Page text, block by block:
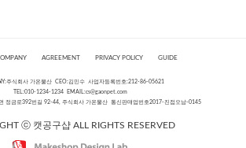
AGREEMENT PRIVACY POLICY GUIDE
주식회사 가온물산 CEO:김민수 사업자등록번호:212-86-05621
TEL:010-1234-1234 EMAIL:cs@gaonpet.com
정금로392번길 92-44, 주식회사 가온물산 통신판매업번호2017-진접오남-0145
ⓒ 캣공구샵 ALL RIGHTS RESERVED